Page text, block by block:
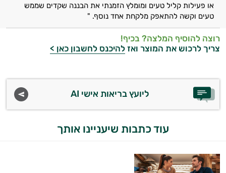
או פעילות קליל טעים ומומלץ הזמנתי את הבננה שקדים שממש
טעים וקשה להתאפק מלקחת אחד נוסף. "
רוצה להוסיף המלצה? בכיף!
צריך לרכוש את המוצר ואז להיכנס לחשבון כאן >
ליועץ בריאות אישי AI
עוד כתבות שיעניינו אותך